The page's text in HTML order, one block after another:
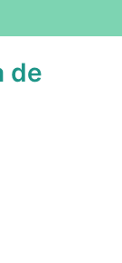
de